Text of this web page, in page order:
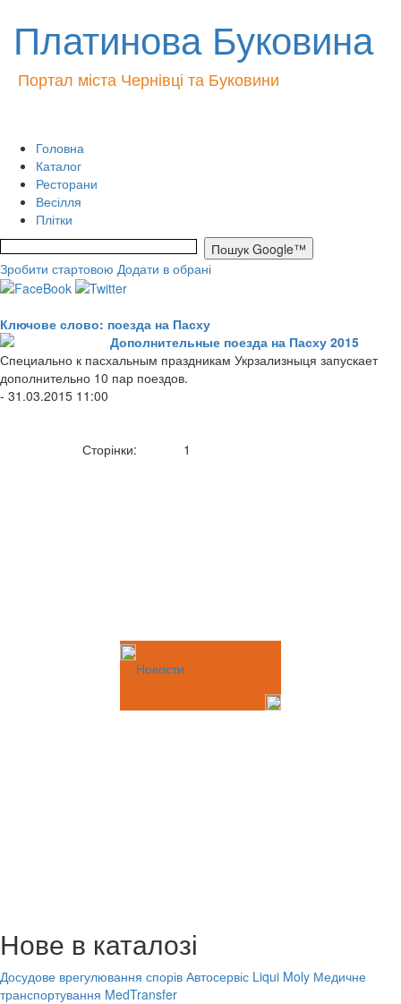
Платинова Буковина
Портал міста Чернівці та Буковини
Головна
Каталог
Ресторани
Весілля
Плітки
Зробити стартовою Додати в обрані
Ключове слово: поезда на Пасху
Дополнительные поезда на Пасху 2015
Специально к пасхальным праздникам Укрзализныця запускает
дополнительно 10 пар поездов.
- 31.03.2015 11:00
Сторінки: 1
Новости
Нове в каталозі
Досудове врегулювання спорів Автосервіс Liqui Moly Медичне
транспортування MedTransfer